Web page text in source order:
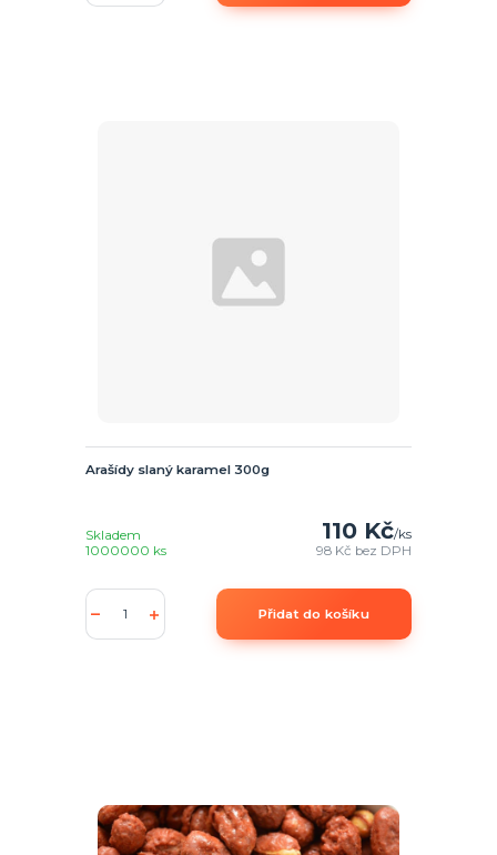
Arašídy slaný karamel 300g
110 Kč/ks
98 Kč bez DPH
Skladem
1000000 ks
Přidat do košíku